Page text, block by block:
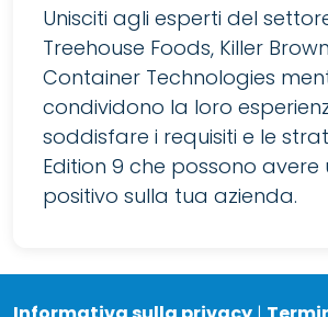
Unisciti agli esperti del
Treehouse Foods, Killer
Container Technologies
condividono la loro
soddisfare i requisiti e le
Edition 9 che possono
positivo sulla tua azienda.